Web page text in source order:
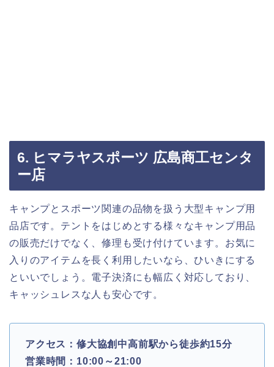
6. ヒマラヤスポーツ 広島商工センタ
ー店
キャンプとスポーツ関連の品物を扱う大型キャンプ用
品店です。テントをはじめとする様々なキャンプ用品
の販売だけでなく、修理も受け付けています。お気に
入りのアイテムを長く利用したいなら、ひいきにする
といいでしょう。電子決済にも幅広く対応しており、
キャッシュレスな人も安心です。
アクセス：修大協創中高前駅から徒歩約15分
営業時間：10:00～21:00